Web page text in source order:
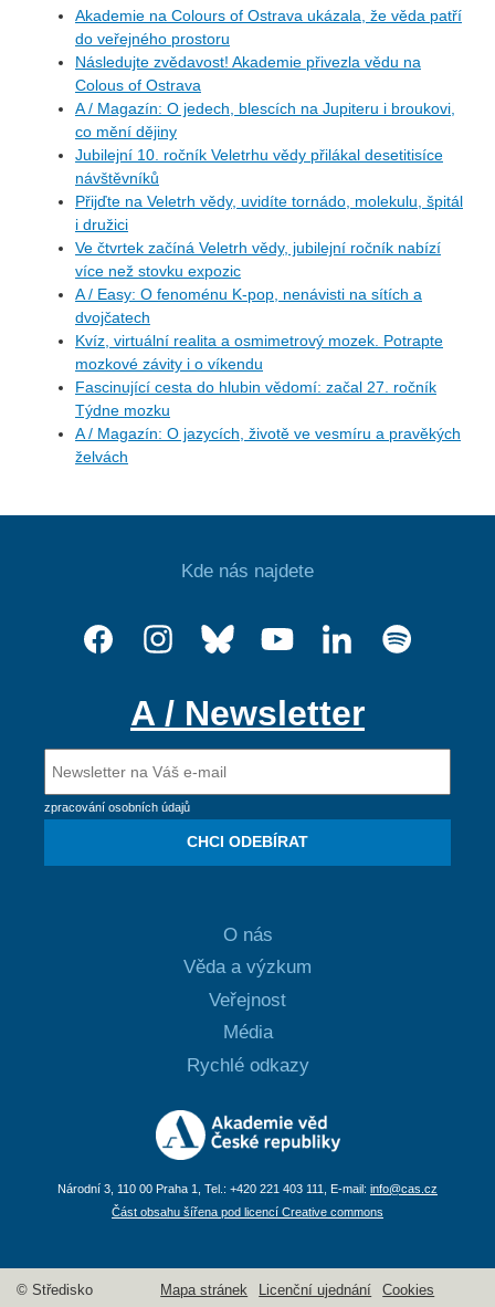
Akademie na Colours of Ostrava ukázala, že věda patří
do veřejného prostoru
Následujte zvědavost! Akademie přivezla vědu na
Colous of Ostrava
A / Magazín: O jedech, blescích na Jupiteru i broukovi,
co mění dějiny
Jubilejní 10. ročník Veletrhu vědy přilákal desetitisíce
návštěvníků
Přijďte na Veletrh vědy, uvidíte tornádo, molekulu, špitál
i družici
Ve čtvrtek začíná Veletrh vědy, jubilejní ročník nabízí
více než stovku expozic
A / Easy: O fenoménu K-pop, nenávisti na sítích a
dvojčatech
Kvíz, virtuální realita a osmimetrový mozek. Potrapte
mozkové závity i o víkendu
Fascinující cesta do hlubin vědomí: začal 27. ročník
Týdne mozku
A / Magazín: O jazycích, životě ve vesmíru a pravěkých
želvách
Kde nás najdete
A / Newsletter
zpracování osobních údajů
CHCI ODEBÍRAT
O nás
Věda a výzkum
Veřejnost
Média
Rychlé odkazy
Národní 3, 110 00 Praha 1, Tel.: +420 221 403 111, E-mail: info@cas.cz
Část obsahu šířena pod licencí Creative commons
© Středisko
Mapa stránek Licenční ujednání
Cookies